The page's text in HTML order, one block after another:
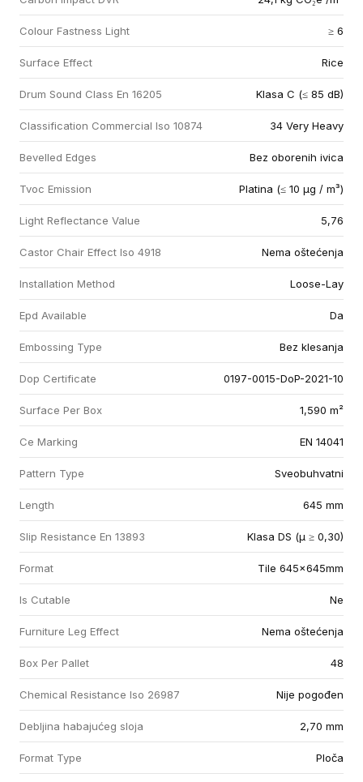
Colour Fastness Light ≥ 6
Surface Effect Rice
Drum Sound Class En 16205 Klasa C (≤ 85 dB)
Classification Commercial Iso 10874 34 Very Heavy
Bevelled Edges Bez oborenih ivica
Tvoc Emission Platina (≤ 10 µg / m³)
Light Reflectance Value 5,76
Castor Chair Effect Iso 4918 Nema oštećenja
Installation Method Loose-Lay
Epd Available Da
Embossing Type Bez klesanja
Dop Certificate 0197-0015-DoP-2021-10
Surface Per Box 1,590 m²
Ce Marking EN 14041
Pattern Type Sveobuhvatni
Length 645 mm
Slip Resistance En 13893 Klasa DS (µ ≥ 0,30)
Format Tile 645x645mm
Is Cutable Ne
Furniture Leg Effect Nema oštećenja
Box Per Pallet 48
Chemical Resistance Iso 26987 Nije pogođen
Debljina habajućeg sloja 2,70 mm
Format Type Ploča